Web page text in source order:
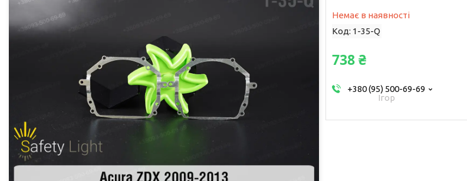
Немає в наявності
Код: 1-35-Q
738 ₴
+380 (95) 500-69-69
Ігор